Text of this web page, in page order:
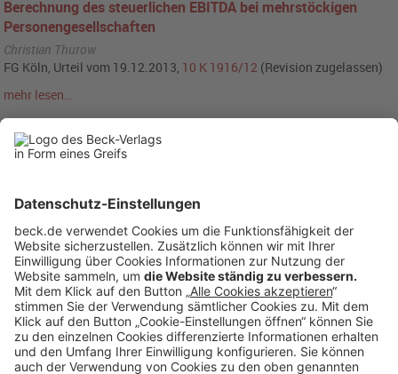
Berechnung des steuerlichen EBITDA bei mehrstöckigen
Personengesellschaften
Christian Thurow
FG Köln, Urteil vom 19.12.2013, 10 K 1916/12 (Revision zugelassen)
mehr lesen…
... 41 42 43 44 45 46 47
Anzeigen